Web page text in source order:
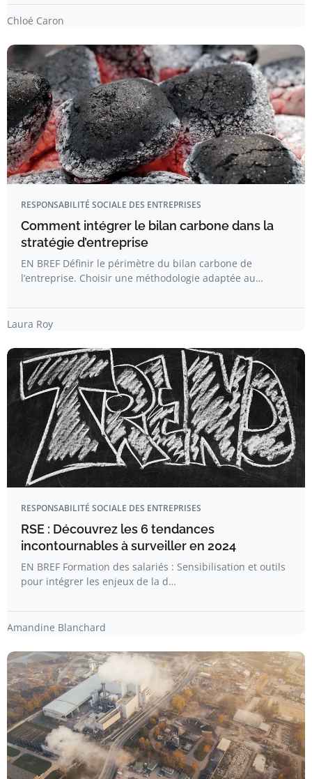
Chloé Caron
RESPONSABILITÉ SOCIALE DES ENTREPRISES
Comment intégrer le bilan carbone dans la
stratégie d’entreprise
EN BREF Définir le périmètre du bilan carbone de
l’entreprise. Choisir une méthodologie adaptée au…
Laura Roy
RESPONSABILITÉ SOCIALE DES ENTREPRISES
RSE : Découvrez les 6 tendances
incontournables à surveiller en 2024
EN BREF Formation des salariés : Sensibilisation et outils
pour intégrer les enjeux de la d…
Amandine Blanchard